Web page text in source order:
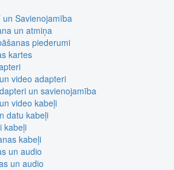
Savienojamība
un atmiņa
piederumi
kartes
video adapteri
un savienojamība
video kabeļi
datu kabeļi
kabeļi
kabeļi
un audio
un audio